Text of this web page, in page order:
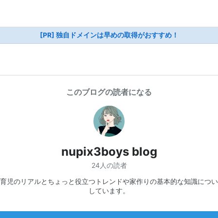
[PR] 独自ドメインは早めの取得がおすすめ！
このブログの読者になる
nupix3boys blog
24人の読者
児のリアルとちょっと役立つトレンドや家作りの基本的な知識につ
しています。